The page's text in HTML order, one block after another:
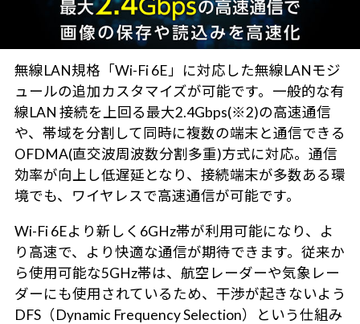
無線LAN規格「Wi-Fi 6E」に対応した無線LANモジ
ュールの追加カスタマイズが可能です。一般的な有
線LAN 接続を上回る最大2.4Gbps(※2)の高速通信
や、帯域を分割して同時に複数の端末と通信できる
OFDMA(直交波周波数分割多重)方式に対応。通信
効率が向上し低遅延となり、接続端末が多数ある環
境でも、ワイヤレスで高速通信が可能です。
Wi-Fi 6Eより新しく6GHz帯が利用可能になり、よ
り高速で、より快適な通信が期待できます。従来か
ら使用可能な5GHz帯は、航空レーダーや気象レー
ダーにも使用されているため、干渉が起きないよう
DFS（Dynamic Frequency Selection）という仕組み